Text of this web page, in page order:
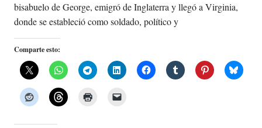
bisabuelo de George, emigró de Inglaterra y llegó a Virginia,
donde se estableció como soldado, político y
Comparte esto: